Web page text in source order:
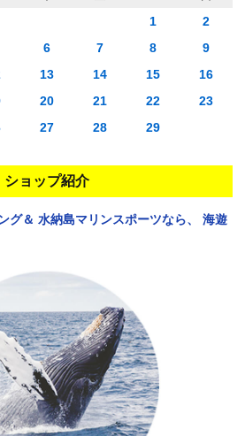
1
2
6 7 8
9
13 14 15
16
20 21 22
23
27 28 29
ショップ紹介
グ＆ 水納島マリンスポーツなら、
海遊